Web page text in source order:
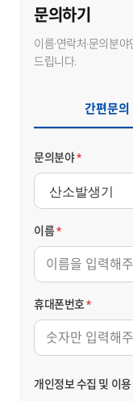
문의하기
이름·연락처·문의분
드립니다.
간편문의
문의분야*
이름*
휴대폰번호*
개인정보 수집 및 이용